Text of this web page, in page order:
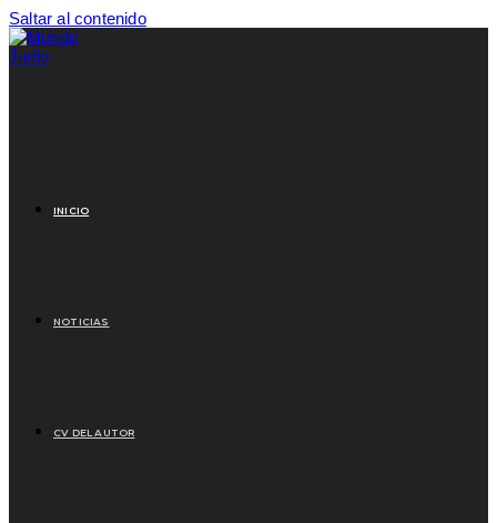
Saltar al contenido
INICIO
NOTICIAS
CV DEL AUTOR